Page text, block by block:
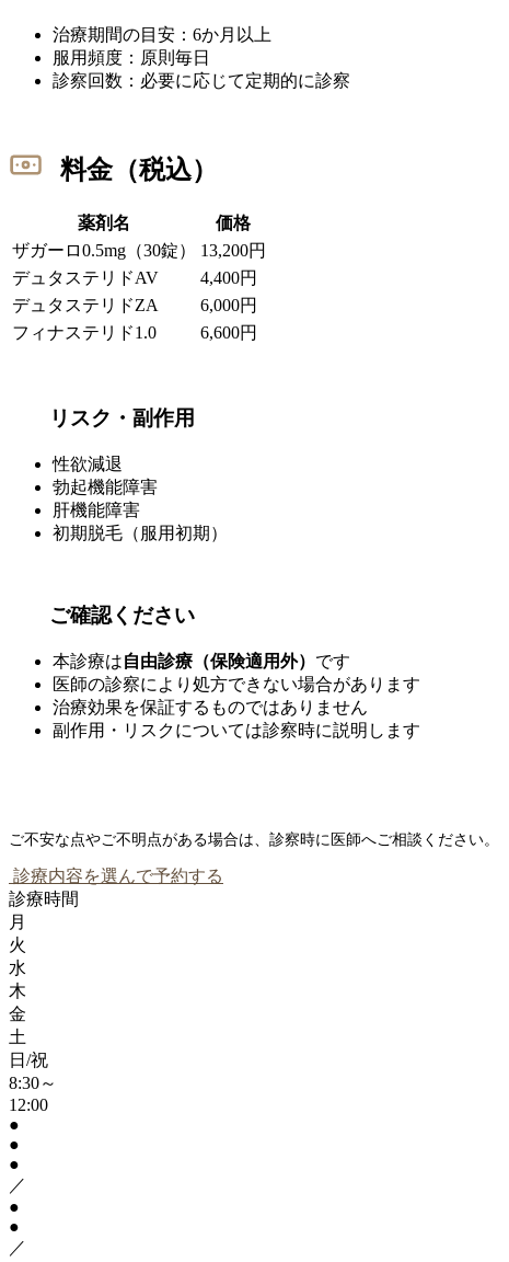
治療期間の目安：6か月以上
服用頻度：原則毎日
診察回数：必要に応じて定期的に診察
料金（税込）
薬剤名
価格
ザガーロ0.5mg（30錠）
13,200円
デュタステリドAV
4,400円
デュタステリドZA
6,000円
フィナステリド1.0
6,600円
リスク・副作用
性欲減退
勃起機能障害
肝機能障害
初期脱毛（服用初期）
ご確認ください
本診療は自由診療（保険適用外） です
医師の診察により処方できない場合があります
治療効果を保証するものではありません
副作用・リスクについては診察時に説明します
ご不安な点やご不明点がある場合は、診察時に医師へご相談ください。
診療内容を選んで予約する
診療時間
月
火
水
木
金
土
日/祝
8:30～
12:00
●
●
●
／
●
●
／